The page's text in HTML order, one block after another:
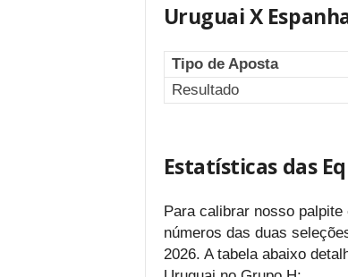
Uruguai X
Tipo de Aposta
Resultado
Estatísticas das
Para calibrar nosso
números das duas
2026. A tabela abaixo